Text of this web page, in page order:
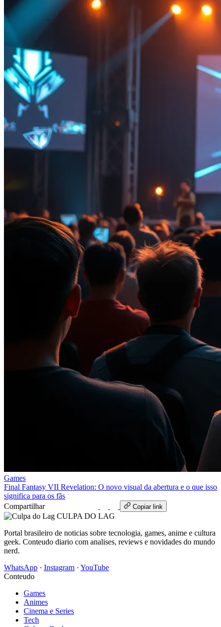
Games
Final Fantasy VII Revelation: O novo visual da abertura e o que isso
significa para os fãs
Compartilhar
Copiar link
CULPA DO LAG
Portal brasileiro de noticias sobre tecnologia, games, anime e cultura
geek. Conteudo diario com analises, reviews e novidades do mundo
nerd.
WhatsApp · Instagram · YouTube
Conteudo
Games
Animes
Cinema e Series
Tech